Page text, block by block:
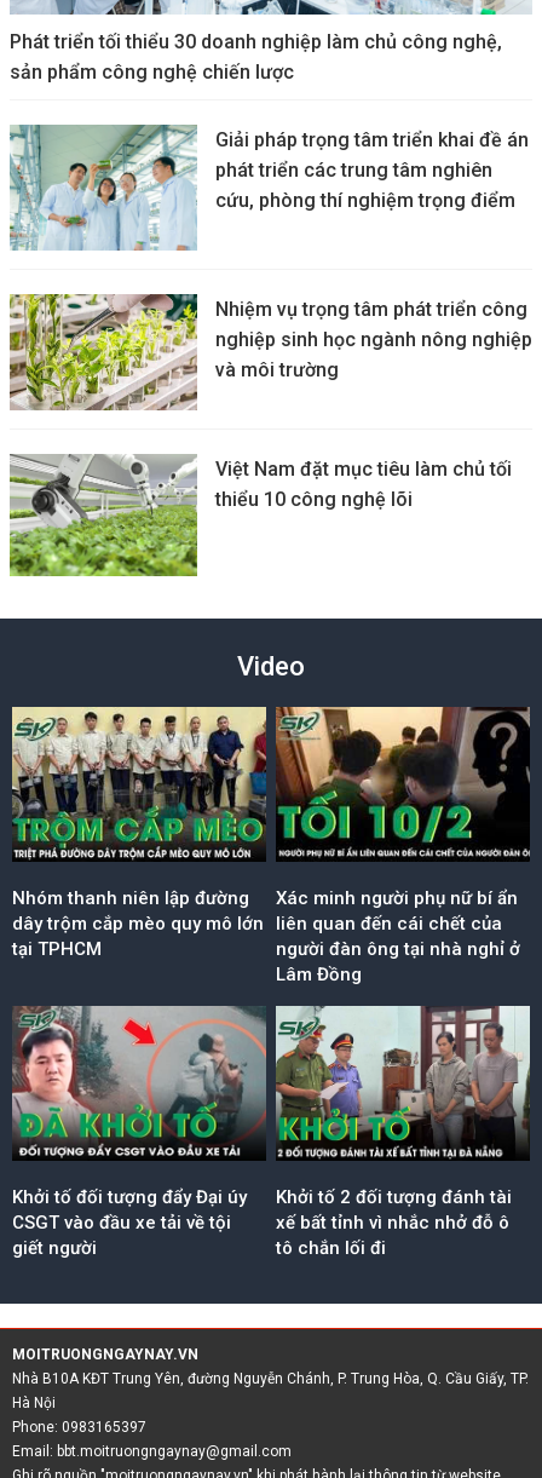
Phát triển tối thiểu 30 doanh nghiệp làm chủ công nghệ,
sản phẩm công nghệ chiến lược
Giải pháp trọng tâm triển khai đề án
phát triển các trung tâm nghiên
cứu, phòng thí nghiệm trọng điểm
Nhiệm vụ trọng tâm phát triển công
nghiệp sinh học ngành nông nghiệp
và môi trường
Việt Nam đặt mục tiêu làm chủ tối
thiểu 10 công nghệ lõi
Video
Nhóm thanh niên lập đường
dây trộm cắp mèo quy mô lớn
tại TPHCM
Xác minh người phụ nữ bí ẩn
liên quan đến cái chết của
người đàn ông tại nhà nghỉ ở
Lâm Đồng
Khởi tố đối tượng đẩy Đại úy
CSGT vào đầu xe tải về tội
giết người
Khởi tố 2 đối tượng đánh tài
xế bất tỉnh vì nhắc nhở đỗ ô
tô chắn lối đi
MOITRUONGNGAYNAY.VN
Nhà B10A KĐT Trung Yên, đường Nguyễn Chánh, P. Trung Hòa, Q. Cầu Giấy, TP.
Hà Nội
Phone: 0983165397
Email: bbt.moitruongngaynay@gmail.com